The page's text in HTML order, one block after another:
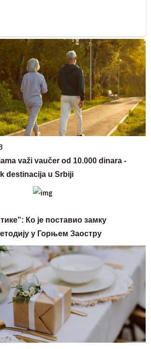
važi vaučer od 10.000 dinara -
destinacija u Srbiji
Ко је поставио замку
у Горњем Заостру